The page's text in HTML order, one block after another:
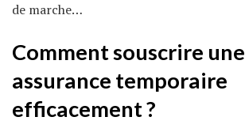
de marche…
Comment souscrire une
assurance temporaire
efficacement ?